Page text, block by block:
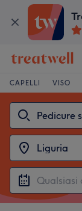
CAPELLI VISO